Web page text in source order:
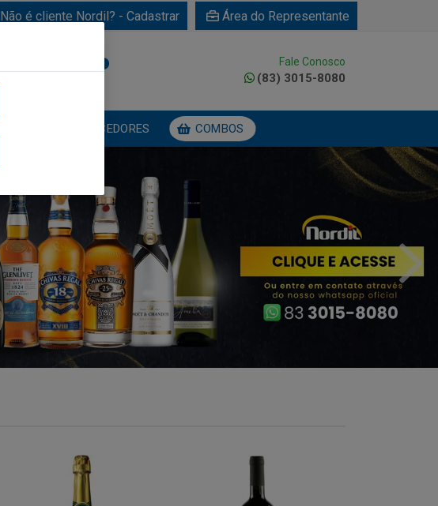
Não é cliente Nordil? - Cadastrar Área do Representante
Fale Conosco
(83) 3015-8080
FORNECEDORES COMBOS